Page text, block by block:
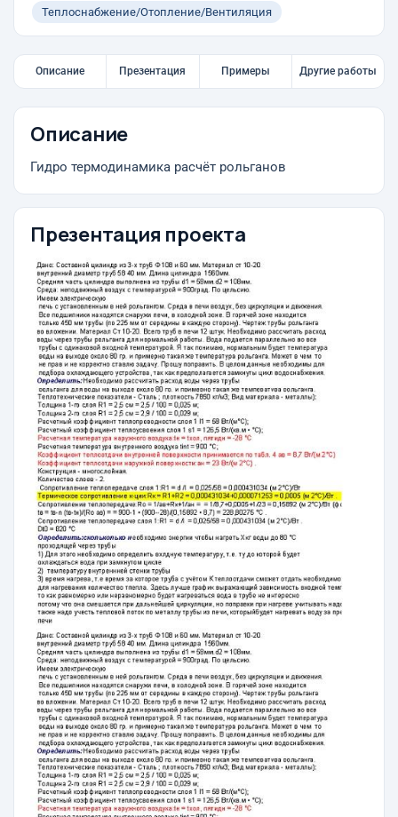
Теплоснабжение/Отопление/Вентиляция
Описание Презентация Примеры Другие работы
Описание
Гидро термодинамика расчёт рольганов
Презентация проекта